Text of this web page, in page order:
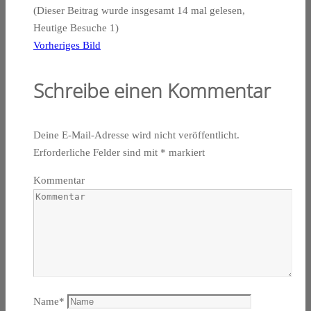
(Dieser Beitrag wurde insgesamt 14 mal gelesen,
Heutige Besuche 1)
Vorheriges Bild
Schreibe einen Kommentar
Deine E-Mail-Adresse wird nicht veröffentlicht.
Erforderliche Felder sind mit * markiert
Kommentar
Name*